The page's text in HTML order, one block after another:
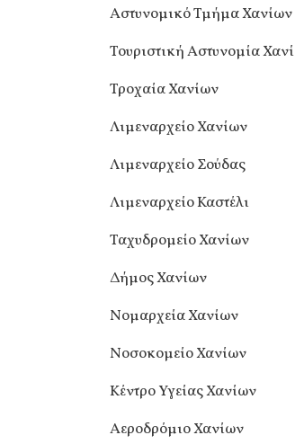
Αστυνομικό Τμήμα Χανίων
Τουριστική Αστυνομία
Τροχαία Χανίων
Λιμεναρχείο Χανίων
Λιμεναρχείο Σούδας
Λιμεναρχείο Καστέλι
Ταχυδρομείο Χανίων
Δήμος Χανίων
Νομαρχεία Χανίων
Νοσοκομείο Χανίων
Κέντρο Υγείας Χανίων
Αεροδρόμιο Χανίων